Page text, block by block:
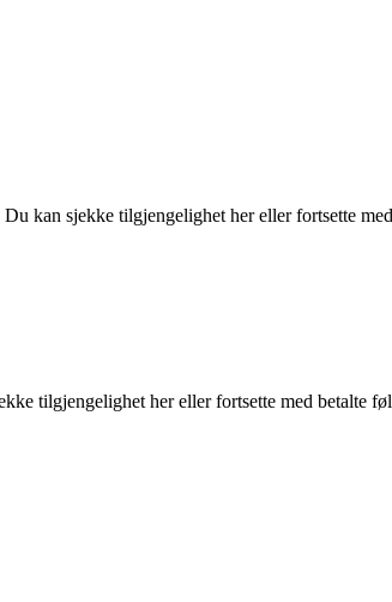
kan sjekke tilgjengelighet her eller fortsette
tilgjengelighet her eller fortsette med betalte